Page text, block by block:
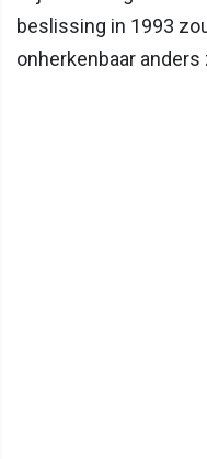
beslissing in 1993
onherkenbaar anders